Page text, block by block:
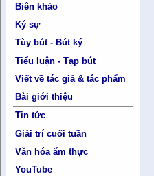
Biên khảo
Ký sự
Tùy bút - Bút ký
Tiểu luận - Tạp bút
Viết về tác giả & tác phẩm
Bài giới thiệu
Tin tức
Giải trí cuối tuần
Văn hóa ẩm thực
YouTube